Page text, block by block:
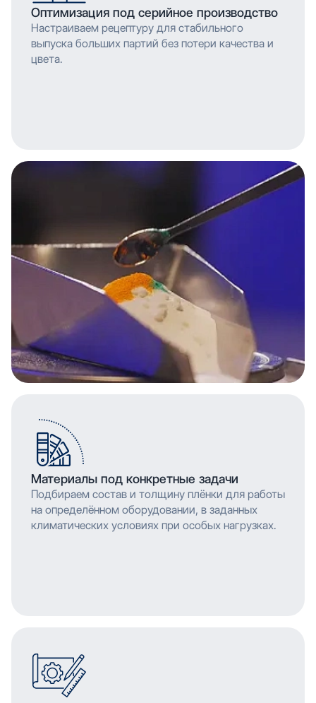
Оптимизация под серийное производство
Настраиваем рецептуру для стабильного
выпуска больших партий без потери качества и
цвета.
Материалы под конкретные задачи
Подбираем состав и толщину плёнки для работы
на определённом оборудовании, в заданных
климатических условиях при особых нагрузках.